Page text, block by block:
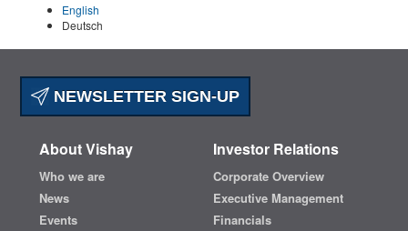
English
Deutsch
NEWSLETTER SIGN-UP
About Vishay
Who we are
News
Events
Investor Relations
Corporate Overview
Executive Management
Financials